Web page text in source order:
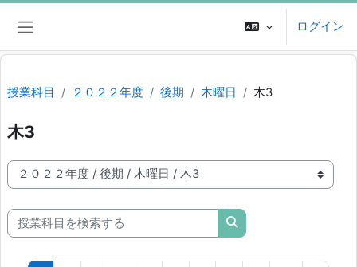
メインコンテンツへスキップする
ログイン
授業科目 ２０２２年度 後期 木曜日 木3
木3
授業科目カテゴリ
授業科目を検索する
授業科目を検索する